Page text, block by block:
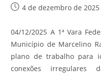
Pública.
Post4 de dezembro de 2025
04/12/2025 A 1ª Vara
Município de Marcelino
plano de trabalho para
conexões irregulares